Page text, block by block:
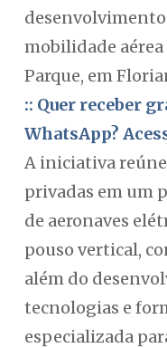
desenvolvimento
mobilidade aérea
Parque, em
:: Quer receber
WhatsApp?
A iniciativa
privadas em um
de aeronaves
pouso vertical,
além do
tecnologias e
especializada